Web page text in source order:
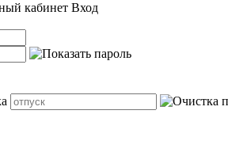
Вход